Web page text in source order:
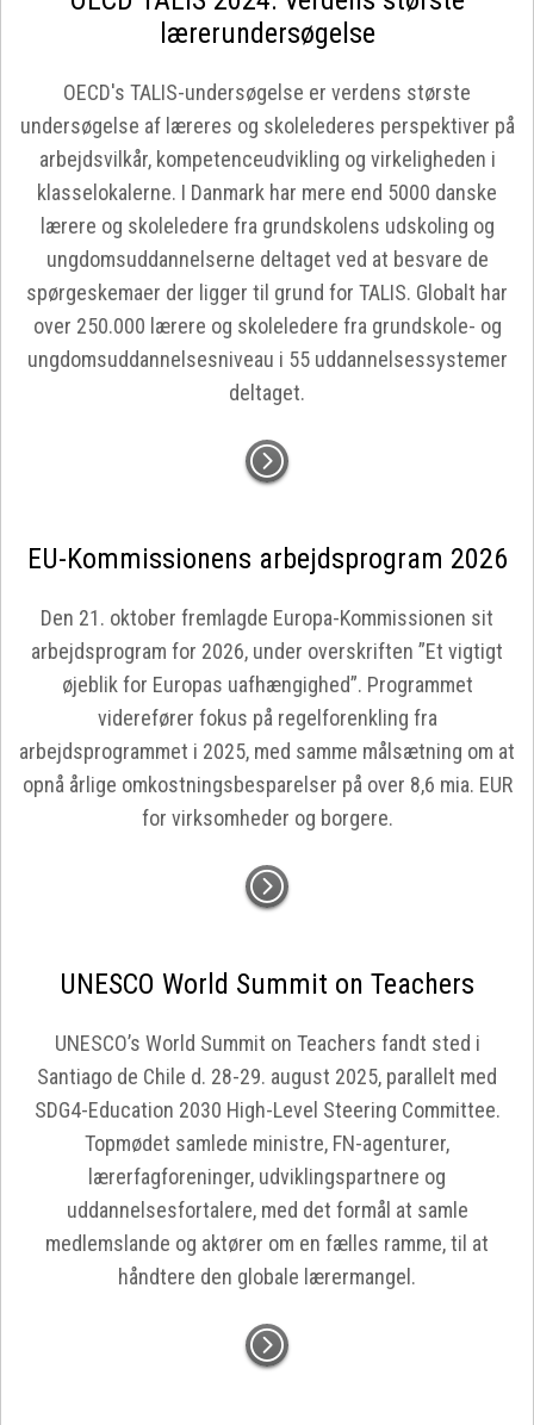
lærerundersøgelse
OECD's TALIS-undersøgelse er verdens største
undersøgelse af læreres og skolelederes perspektiver på
arbejdsvilkår, kompetenceudvikling og virkeligheden i
klasselokalerne. I Danmark har mere end 5000 danske
lærere og skoleledere fra grundskolens udskoling og
ungdomsuddannelserne deltaget ved at besvare de
spørgeskemaer der ligger til grund for TALIS. Globalt har
over 250.000 lærere og skoleledere fra grundskole- og
ungdomsuddannelsesniveau i 55 uddannelsessystemer
deltaget.
EU-Kommissionens arbejdsprogram 2026
Den 21. oktober fremlagde Europa-Kommissionen sit
arbejdsprogram for 2026, under overskriften ”Et vigtigt
øjeblik for Europas uafhængighed”. Programmet
viderefører fokus på regelforenkling fra
arbejdsprogrammet i 2025, med samme målsætning om at
opnå årlige omkostningsbesparelser på over 8,6 mia. EUR
for virksomheder og borgere.
UNESCO World Summit on Teachers
UNESCO’s World Summit on Teachers fandt sted i
Santiago de Chile d. 28-29. august 2025, parallelt med
SDG4-Education 2030 High-Level Steering Committee.
Topmødet samlede ministre, FN-agenturer,
lærerfagforeninger, udviklingspartnere og
uddannelsesfortalere, med det formål at samle
medlemslande og aktører om en fælles ramme, til at
håndtere den globale lærermangel.